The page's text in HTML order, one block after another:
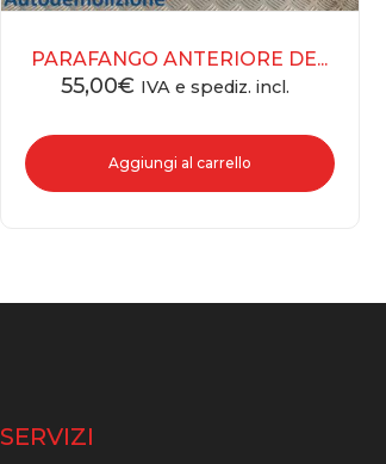
PARAFANGO ANTERIORE DE...
55,00€ IVA e spediz. incl.
Aggiungi al carrello
SERVIZI